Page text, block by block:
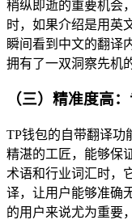
稍纵即逝的重要机会
时，如果介绍是用英
瞬间看到中文的翻译
拥有了一双洞察先机
（三）精准度高
TP钱包的自带翻译功
精湛的工匠，能够保
术语和行业词汇时，
译，让用户能够准确
的用户来说尤为重要